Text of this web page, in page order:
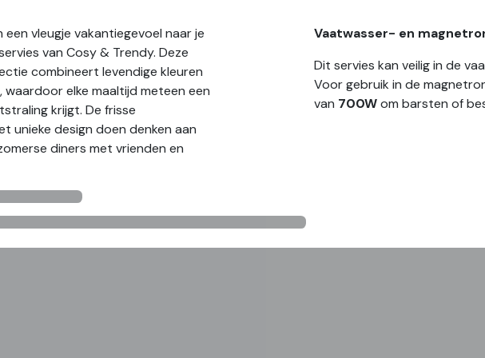
een vleugje vakantiegevoel naar je
van Cosy & Trendy. Deze
combineert levendige kleuren
elke maaltijd meteen een
krijgt. De frisse
unieke design doen denken aan
diners met vrienden en
Vaatwasser- en
Dit servies kan veilig in de
Voor gebruik in de
van 700Wom barsten of